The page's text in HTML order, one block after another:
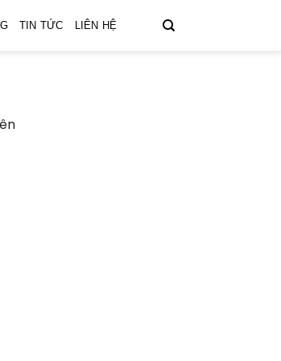
TIN TỨC LIÊN HỆ